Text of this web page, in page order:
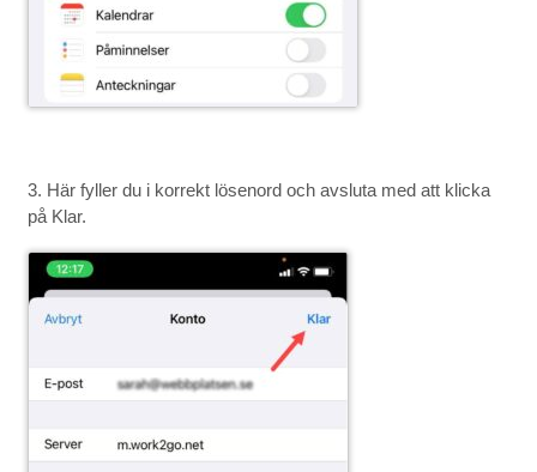
3. Här fyller du i korrekt lösenord och avsluta med att klicka
på Klar.